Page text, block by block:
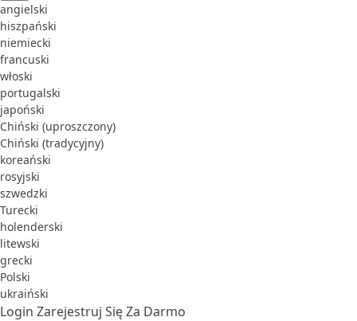
angielski
hiszpański
niemiecki
francuski
włoski
portugalski
japoński
Chiński (uproszczony)
Chiński (tradycyjny)
koreański
rosyjski
szwedzki
Turecki
holenderski
litewski
grecki
Polski
ukraiński
Login Zarejestruj Się Za Darmo